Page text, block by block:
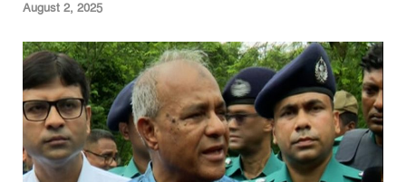
August 2, 2025